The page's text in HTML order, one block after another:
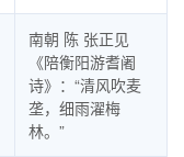
南朝 陈 张正见
《陪衡阳游耆阇
诗》：“清风吹麦
垄，细雨濯梅
林。”